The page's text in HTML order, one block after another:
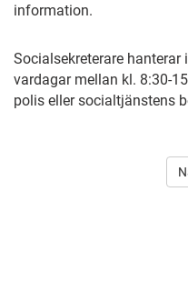
information.
Socialsekreterare
vardagar mellan kl. 8:30-
polis eller socialtjänstens